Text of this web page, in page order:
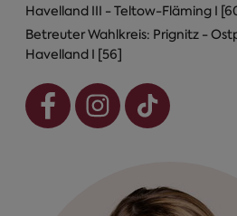
Havelland III - Teltow-Fläming I
Betreuter Wahlkreis: Prignitz -
Havelland I [56]